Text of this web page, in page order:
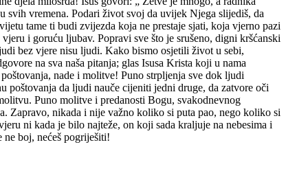
vremena. Podari život svoj da uvijek Njega slijediš, da
tame ti budi zvijezda koja ne prestaje sjati, koja vjerno pazi
i goruću ljubav. Popravi sve što je srušeno, digni kršćanski
bez vjere nisu ljudi. Kako bismo osjetili život u sebi,
na sva naša pitanja; glas Isusa Krista koji u nama
nade i molitve! Puno strpljenja sve dok ljudi
poštovanja da ljudi nauče cijeniti jedni druge, da zatvore oči
Puno molitve i predanosti Bogu, svakodnevnog
Zapravo, nikada i nije važno koliko si puta pao, nego koliko si
ni kada je bilo najteže, on koji sada kraljuje na nebesima i
boj, nećeš pogriješiti!